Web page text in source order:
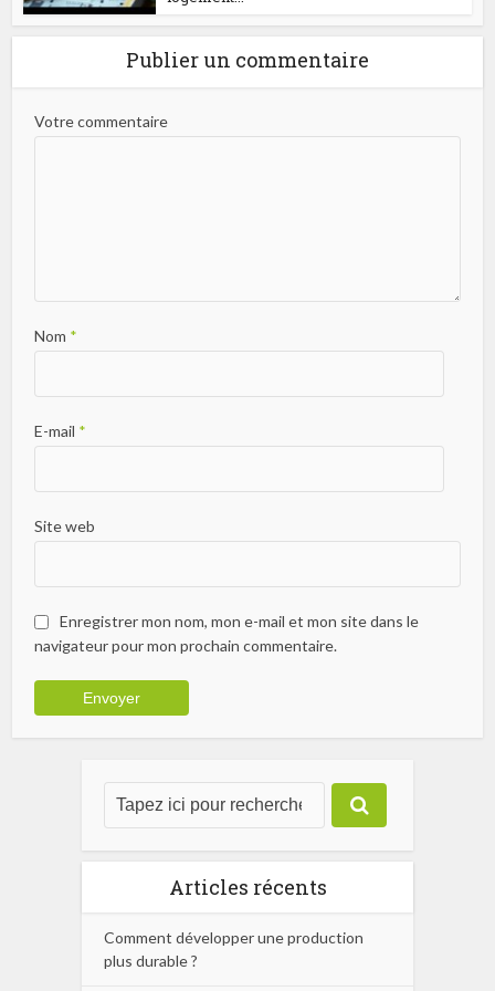
Publier un commentaire
Votre commentaire
Nom *
E-mail *
Site web
Enregistrer mon nom, mon e-mail et mon site dans le
navigateur pour mon prochain commentaire.
Articles récents
Comment développer une production
plus durable ?